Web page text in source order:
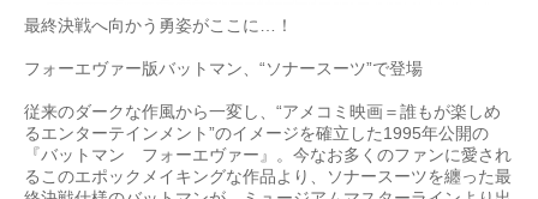
最終決戦へ向かう勇姿がここに…！
フォーエヴァー版バットマン、“ソナースーツ”で登場
従来のダークな作風から一変し、“アメコミ映画＝誰もが楽しめ
るエンターテインメント”のイメージを確立した1995年公開の
『バットマン フォーエヴァー』。今なお多くのファンに愛され
るこのエポックメイキングな作品より、ソナースーツを纏った最